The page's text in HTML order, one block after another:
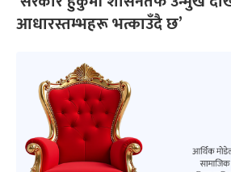
आधारस्तम्भहरू भत्काउँदै छ’